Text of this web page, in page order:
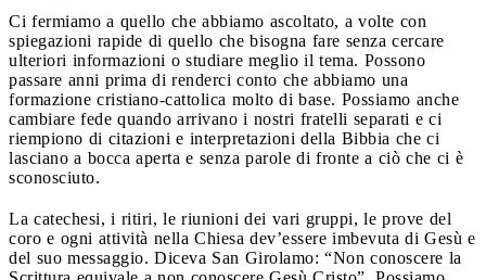
Ci fermiamo a quello che abbiamo ascoltato, a volte con
spiegazioni rapide di quello che bisogna fare senza cercare
ulteriori informazioni o studiare meglio il tema. Possono
passare anni prima di renderci conto che abbiamo una
formazione cristiano-cattolica molto di base. Possiamo anche
cambiare fede quando arrivano i nostri fratelli separati e ci
riempiono di citazioni e interpretazioni della Bibbia che ci
lasciano a bocca aperta e senza parole di fronte a ciò che ci è
sconosciuto.
La catechesi, i ritiri, le riunioni dei vari gruppi, le prove del
coro e ogni attività nella Chiesa dev’essere imbevuta di Gesù e
del suo messaggio. Diceva San Girolamo: “Non conoscere la